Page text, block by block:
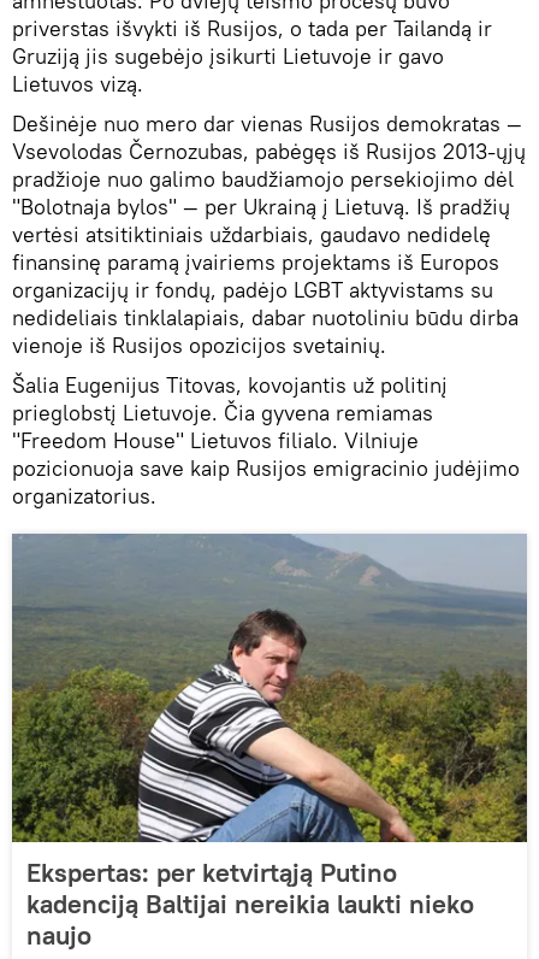
priverstas išvykti iš Rusijos, o tada per Tailandą ir
Gruziją jis sugebėjo įsikurti Lietuvoje ir gavo
Lietuvos vizą.
Dešinėje nuo mero dar vienas Rusijos demokratas —
Vsevolodas Černozubas, pabėgęs iš Rusijos 2013-ųjų
pradžioje nuo galimo baudžiamojo persekiojimo dėl
"Bolotnaja bylos" — per Ukrainą į Lietuvą. Iš pradžių
vertėsi atsitiktiniais uždarbiais, gaudavo nedidelę
finansinę paramą įvairiems projektams iš Europos
organizacijų ir fondų, padėjo LGBT aktyvistams su
nedideliais tinklalapiais, dabar nuotoliniu būdu dirba
vienoje iš Rusijos opozicijos svetainių.
Šalia Eugenijus Titovas, kovojantis už politinį
prieglobstį Lietuvoje. Čia gyvena remiamas
"Freedom House" Lietuvos filialo. Vilniuje
pozicionuoja save kaip Rusijos emigracinio judėjimo
organizatorius.
Ekspertas: per ketvirtąją Putino
kadenciją Baltijai nereikia laukti nieko
naujo